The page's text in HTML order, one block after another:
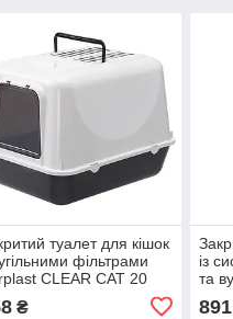
туалет для кішок
фільтрами
CLEAR CAT 20
52.5 х 39.5 х 38 см
₴
із
та
891